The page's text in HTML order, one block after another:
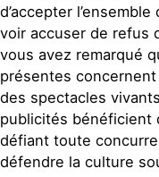
d’accepter
voir accuser de refus
vous avez remarqué
présentes
des spectacles
publicités bénéficient
défiant toute
défendre la culture